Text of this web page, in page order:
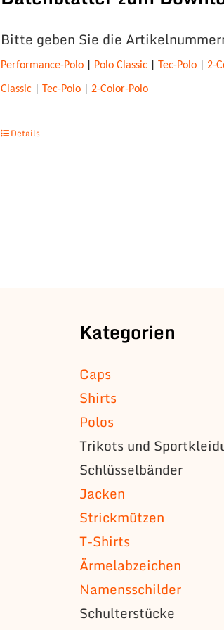
Bitte geben Sie die
Performance-Polo Polo Classic Tec-Polo |2-
Classic Tec-Polo |2-Color-Polo
Details
Kategorien
Caps
Shirts
Polos
Trikots und
Schlüsselbänder
Jacken
Strickmützen
T-Shirts
Ärmelabzeichen
Namensschilder
Schulterstücke